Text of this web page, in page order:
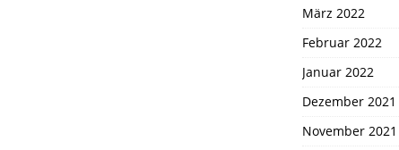
März 2022
Februar 2022
Januar 2022
Dezember 2021
November 2021